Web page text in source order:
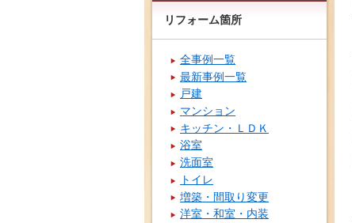
リフォーム箇所
全事例一覧
最新事例一覧
戸建
マンション
キッチン・ＬＤＫ
浴室
洗面室
トイレ
増築・間取り変更
洋室・和室・内装